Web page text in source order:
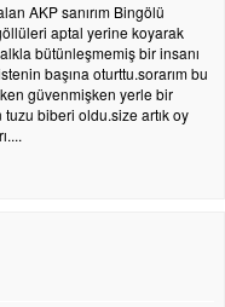
AKP sanırım Bingölü
aptal yerine koyarak
bütünleşmemiş bir insanı
başına oturttu.sorarım bu
güvenmişken yerle bir
biberi oldu.size artık oy